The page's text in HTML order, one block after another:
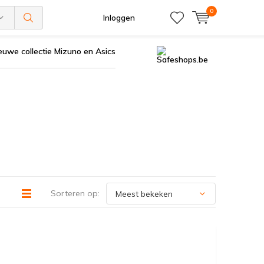
Inloggen
0
collectie Mizuno en Asics
Sorteren op: